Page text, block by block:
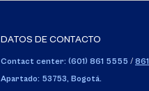
DATOS DE CONTACTO
Contact center: (601) 861 5555 /
Apartado: 53753, Bogotá.